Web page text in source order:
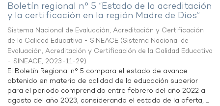
Boletín regional n° 5 “Estado de la acreditación
y la certificación en la región Madre de Dios”
Sistema Nacional de Evaluación, Acreditación y Certificación
de la Calidad Educativa - SINEACE (Sistema Nacional de
Evaluación, Acreditación y Certificación de la Calidad Educativa
- SINEACE, 2023-11-29)
El Boletín Regional n° 5 compara el estado de avance
obtenido en materia de calidad de la educación superior
para el periodo comprendido entre febrero del año 2022 a
agosto del año 2023, considerando el estado de la oferta, ...